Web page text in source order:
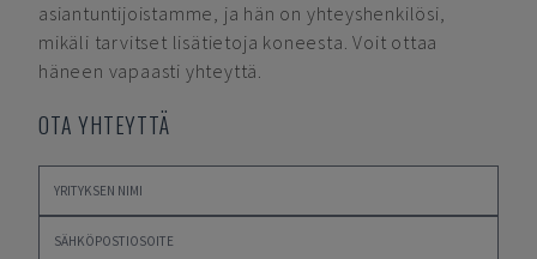
asiantuntijoistamme, ja hän on yhteyshenkilösi,
mikäli tarvitset lisätietoja koneesta. Voit ottaa
häneen vapaasti yhteyttä.
OTA YHTEYTTÄ